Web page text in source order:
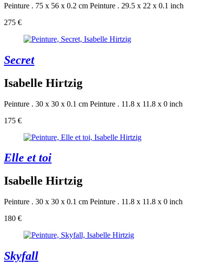
Peinture . 75 x 56 x 0.2 cm Peinture . 29.5 x 22 x 0.1 inch
275 €
Secret
Isabelle Hirtzig
Peinture . 30 x 30 x 0.1 cm Peinture . 11.8 x 11.8 x 0 inch
175 €
Elle et toi
Isabelle Hirtzig
Peinture . 30 x 30 x 0.1 cm Peinture . 11.8 x 11.8 x 0 inch
180 €
Skyfall